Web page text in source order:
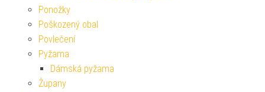
Ponožky
Poškozený obal
Povlečení
Pyžama
Dámská pyžama
Župany